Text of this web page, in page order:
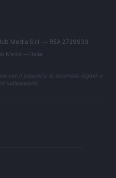
Media S.r.l. — REA 2729933
Media — Italia
con il supporto di strumenti digitali e
indipendenti.